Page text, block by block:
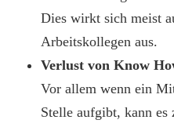
Dies wirkt sich meist
Arbeitskollegen aus.
Verlust von Know
Vor allem wenn ein
Stelle aufgibt, kann es